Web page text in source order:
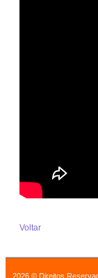
Voltar
2026 © Direitos